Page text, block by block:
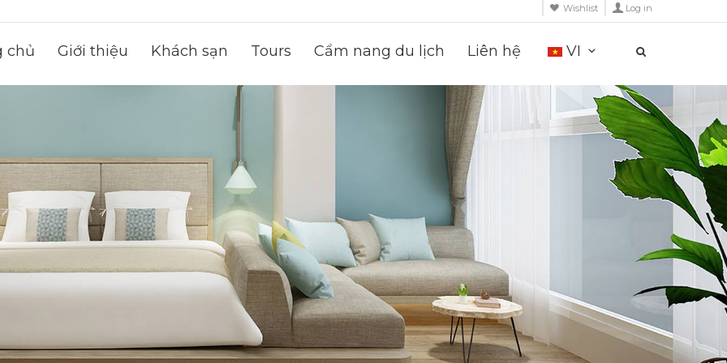
Wishlist Log in
chủ Giới thiệu Khách sạn Tours Cẩm nang du lịch Liên hệ VI